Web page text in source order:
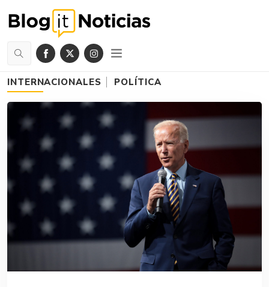
INTERNACIONALES POLÍTICA